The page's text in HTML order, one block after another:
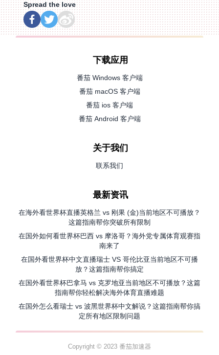
Spread the love
下载应用
番茄 Windows 客户端
番茄 macOS 客户端
番茄 ios 客户端
番茄 Android 客户端
关于我们
联系我们
最新资讯
在海外看世界杯直播英格兰 vs 刚果 (金)当前地区不可播放？
这篇指南帮你突破所有限制
在国外如何看世界杯巴西 vs 摩洛哥？海外党专属体育观赛指
南来了
在国外看世界杯中文直播瑞士 VS 哥伦比亚当前地区不可播
放？这篇指南帮你搞定
在国外看世界杯巴拿马 vs 克罗地亚当前地区不可播放？这篇
指南帮你轻松解决海外体育直播难题
在国外怎么看瑞士 vs 波黑世界杯中文解说？这篇指南帮你搞
定所有地区限制问题
Copyright © 2023 番茄加速器